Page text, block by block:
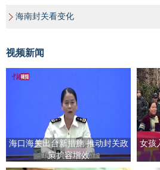
海南封关看变化
视频新闻
海口海关出台新措施 推动封关政
策扩容增效
女孩